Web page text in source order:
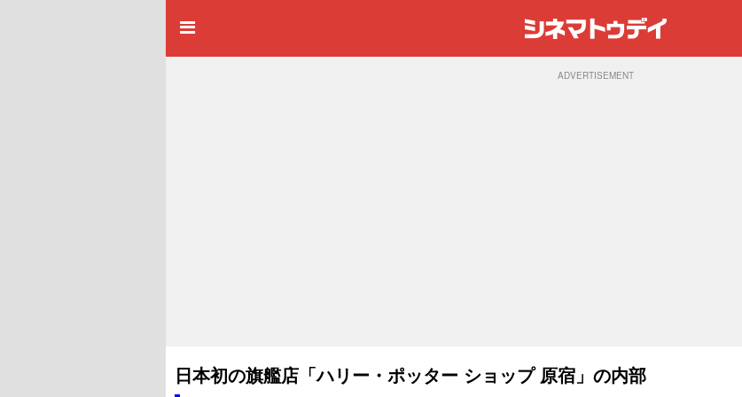
ADVERTISEMENT
日本初の旗艦店「ハリー・ポッター ショップ 原宿」の内部